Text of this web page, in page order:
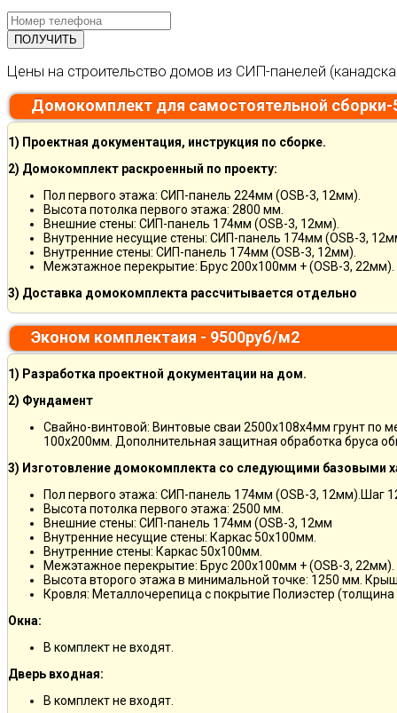
Цены на строительство домов из СИП-панелей
Домокомплект для самостоятельной
1) Проектная документация, инструкция по сборке.
2) Домокомплект раскроенный по проекту:
Пол первого этажа: СИП-панель 224мм (OSB-3, 12мм).
Высота потолка первого этажа: 2800 мм.
Внешние стены: СИП-панель 174мм (OSB-3, 12мм).
Внутренние несущие стены: СИП-панель 174мм (OSB-3,
Внутренние стены: СИП-панель 174мм (OSB-3, 12мм).
Межэтажное перекрытие: Брус 200х100мм + (OSB-3, 22мм).
3) Доставка домокомплекта рассчитывается отдельно
Эконом комплектаия - 9500руб/м2
1) Разработка проектной документации на дом.
2) Фундамент
Свайно-винтовой: Винтовые сваи 2500х108х4мм грунт по
100х200мм. Дополнительная защитная обработка бруса
3) Изготовление домокомплекта со следующими базовыми
Пол первого этажа: СИП-панель 174мм (OSB-3, 12мм).Шаг
Высота потолка первого этажа: 2500 мм.
Внешние стены: СИП-панель 174мм (OSB-3, 12мм
Внутренние несущие стены: Каркас 50х100мм.
Внутренние стены: Каркас 50х100мм.
Межэтажное перекрытие: Брус 200х100мм + (OSB-3, 22мм).
Высота второго этажа в минимальной точке: 1250 мм.
Кровля: Металлочерепица с покрытие Полиэстер
Окна:
В комплект не входят.
Дверь входная:
В комплект не входят.